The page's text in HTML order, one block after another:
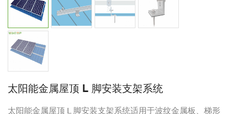
太阳能金属屋顶 L 脚安装支架系统
太阳能金属屋顶 L 脚安装支架系统适用于波纹金属板、梯形